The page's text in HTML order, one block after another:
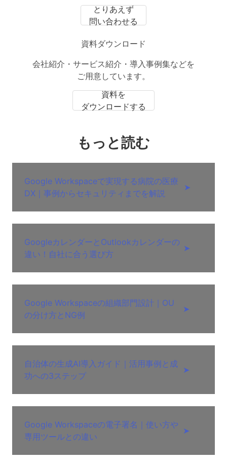
とりあえず
問い合わせる
資料ダウンロード
会社紹介・サービス紹介・導入事例集などを
ご用意しています。
資料を
ダウンロードする
もっと読む
Google Workspaceで実現する病院の医療
DX｜事例からセキュリティまでを解説
➤
GoogleカレンダーとOutlookカレンダーの
違い！自社に合う選び方
➤
Google Workspaceの組織部門設計｜OU
の分け方とNG例
➤
自治体の生成AI導入ガイド｜活用事例と成
功への3ステップ
➤
Google Workspaceの電子署名｜使い方や
専用ツールとの違い
➤